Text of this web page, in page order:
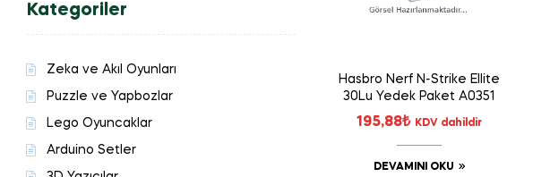
Hasbro Nerf N-Strike Ellite
30Lu Yedek Paket A0351
195,88₺ KDV dahildir
DEVAMINI OKU
Kategoriler
Zeka ve Akıl Oyunları
Puzzle ve Yapbozlar
Lego Oyuncaklar
Arduino Setler